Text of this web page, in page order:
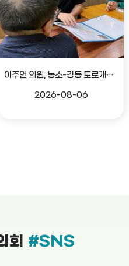
이주언 의원, 농소-강동 도로개설 민원 현장 점검
2026-08-06
회 #SNS